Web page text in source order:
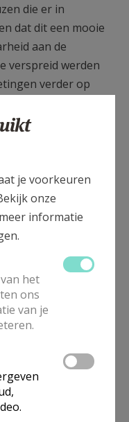
die er in
dat dit een mooie
aan de
verspreid werden
verder op
je voorkeuren
onze
informatie
het
ons
van je